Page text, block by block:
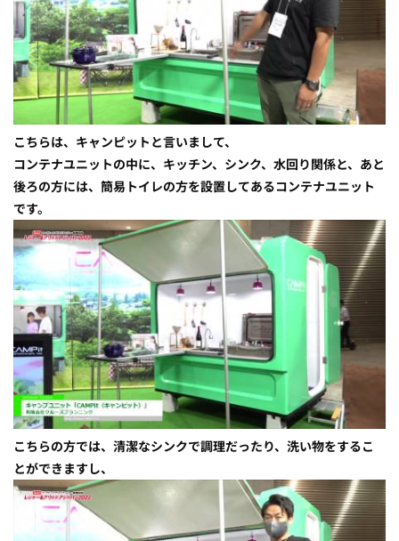
こちらは、キャンピットと言いまして、
コンテナユニットの中に、キッチン、シンク、水回り関係と、あと
後ろの方には、簡易トイレの方を設置してあるコンテナユニット
です。
こちらの方では、清潔なシンクで調理だったり、洗い物をするこ
とができますし、